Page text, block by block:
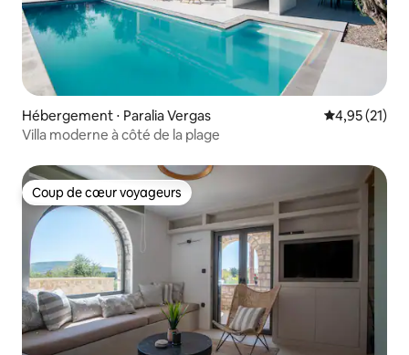
Hébergement ⋅ Paralia Vergas Évaluation
4,95 (21)
Villa moderne à côté de la plage
Coup de cœur voyageurs
Coup de cœur voyageurs